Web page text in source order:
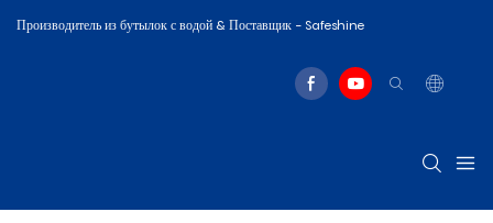
Производитель из бутылок с водой & Поставщик - Safeshine